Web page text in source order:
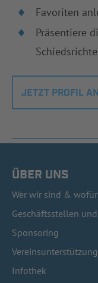
Favoriten
Präsentiere
JETZT PROFIL
ÜBER UNS
Wer wir sind &
Geschäftsstellen
Sponsoring
Vereinsunterstützung
Infothek